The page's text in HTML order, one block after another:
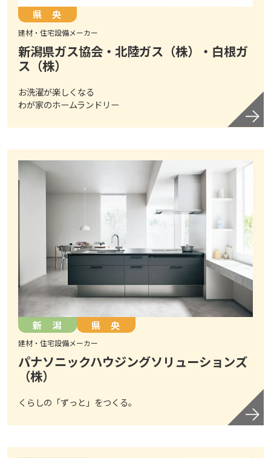
県 央
建材・住宅設備メーカー
新潟県ガス協会・北陸ガス（株）・白根ガ
ス（株）
お洗濯が楽しくなる
わが家のホームランドリー
新 潟 県 央
建材・住宅設備メーカー
パナソニックハウジングソリューションズ
（株）
くらしの「ずっと」をつくる。